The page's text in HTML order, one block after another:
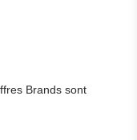
Brands sont